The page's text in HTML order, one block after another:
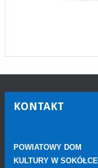
KONTAKT
POWIATOWY DOM
KULTURY W SOKÓŁCE